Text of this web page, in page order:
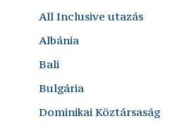
All Inclusive utazás
Albánia
Bali
Bulgária
Dominikai Köztársaság